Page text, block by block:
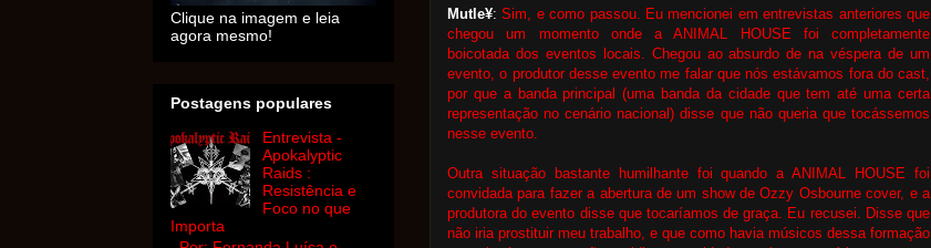
Mutle¥:Sim, e como passou. Eu mencionei em entrevistas anteriores que
chegou um momento onde a ANIMAL HOUSE foi completamente
boicotada dos eventos locais. Chegou ao absurdo de na véspera de um
evento, o produtor desse evento me falar que nós estávamos fora do cast,
por que a banda principal (uma banda da cidade que tem até uma certa
representação no cenário nacional) disse que não queria que tocássemos
nesse evento.
Outra situação bastante humilhante foi quando a ANIMAL HOUSE foi
convidada para fazer a abertura de um show de Ozzy Osbourne cover, e a
produtora do evento disse que tocaríamos de graça. Eu recusei. Disse que
não iria prostituir meu trabalho, e que como havia músicos dessa formação
Clique na imagem e leia
agora mesmo!
Postagens populares
Entrevista -
Apokalyptic
Raids :
Resistência e
Foco no que
Importa